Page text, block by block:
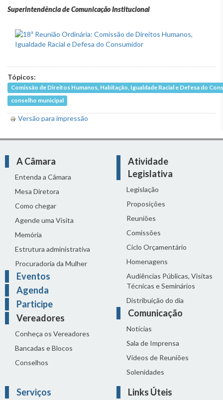
Superintendência de Comunicação Institucional
Tópicos:
Comissão de Direitos Humanos, Habitação, Igualdade Racial e Defesa do
conselho municipal
Versão para impressão
A Câmara
Entenda a Câmara
Mesa Diretora
Como chegar
Agende uma Visita
Memória
Estrutura administrativa
Procuradoria da Mulher
Eventos
Agenda
Participe
Vereadores
Conheça os Vereadores
Bancadas e Blocos
Conselhos
Atividade
Legislativa
Legislação
Proposições
Reuniões
Comissões
Ciclo Orçamentário
Homenagens
Audiências Públicas, Visitas
Técnicas e Seminários
Distribuição do dia
Comunicação
Notícias
Sala de Imprensa
Vídeos de Reuniões
Solenidades
Serviços Links Úteis